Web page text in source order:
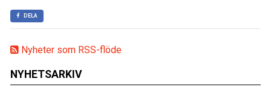
Nyheter som RSS-flöde
NYHETSARKIV
DELA